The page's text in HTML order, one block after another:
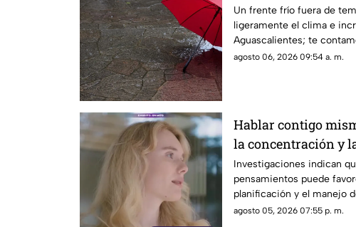
temporada afectará
Un frente frío fuera de
ligeramente el clima e
Aguascalientes; te
pronóstico
agosto 06, 2026 09:54 a. m.
Hablar contigo
la concentración y
Investigaciones indican
pensamientos puede
planificación y el manejo
agosto 05, 2026 07:55 p. m.